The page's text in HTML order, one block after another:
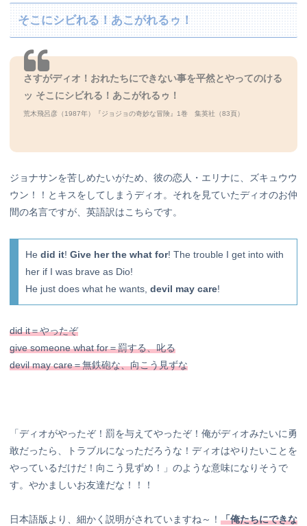
そこにシビれる！あこがれるゥ！
さすがディオ！おれたちにできない事を平然とやってのける
ッ そこにシビれる！あこがれるゥ！
荒木飛呂彦（1987年）『ジョジョの奇妙な冒険』1巻 集英社（83頁）
ジョナサンを苦しめたいがため、彼の恋人・エリナに、ズキュウウ
ウン！！とキスをしてしまうディオ。それを見ていたディオのお仲
間の名言ですが、英語訳はこちらです。
He did it! Give her the what for! The trouble I get into with
her if I was brave as Dio!
He just does what he wants, devil may care!
did it＝やったぞ
give someone what for＝罰する、叱る
devil may care＝無鉄砲な、向こう見ずな
「ディオがやったぞ！罰を与えてやったぞ！俺がディオみたいに勇
敢だったら、トラブルになっただろうな！ディオはやりたいことを
やっているだけだ！向こう見ずめ！」のような意味になりそうで
す。やかましいお友達だな！！！
日本語版より、細かく説明がされていますね～！ 「俺たちにできな